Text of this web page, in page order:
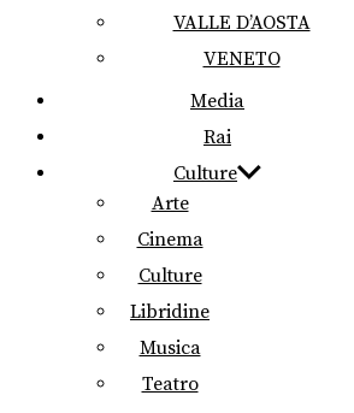
VALLE D’AOSTA
VENETO
Media
Rai
Culture
Arte
Cinema
Culture
Libridine
Musica
Teatro